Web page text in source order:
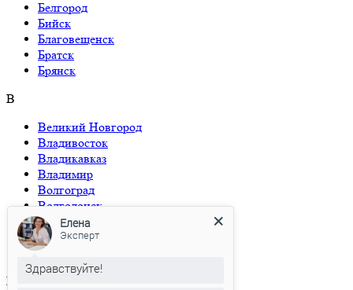
Белгород
Бийск
Благовещенск
Братск
Брянск
В
Великий Новгород
Владивосток
Владикавказ
Владимир
Волгоград
Волгодонск
Волжский
Вологда
Воронеж
Г
Елена
Эксперт
Здравствуйте!